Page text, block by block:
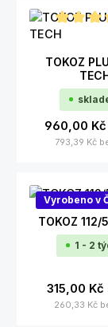
Průměrné
TOKOZ
960,00 Kč
793,39 Kč
Vyrobeno v
TOKOZ 112/
1 - 2
315,00 Kč
260,33 Kč